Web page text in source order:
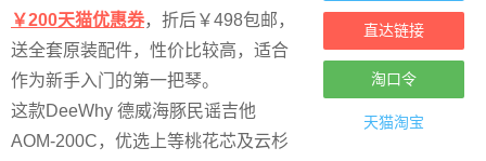
直达链接
淘口令
天猫淘宝
￥200天猫优惠券，折后￥498包邮，
送全套原装配件，性价比较高，适合
作为新手入门的第一把琴。
这款DeeWhy 德威海豚民谣吉他
AOM-200C，优选上等桃花芯及云杉